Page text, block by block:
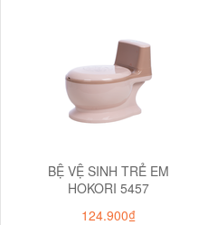
BỆ VỆ SINH TRẺ EM
HOKORI 5457
124.900₫